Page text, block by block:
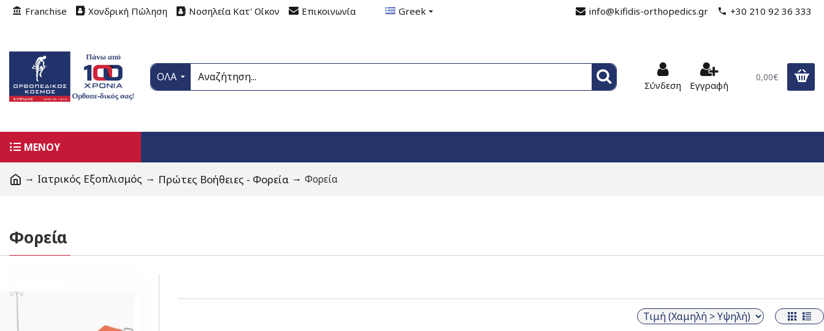
Franchise Χονδρική Πώληση Νοσηλεία Κατ' Οίκον Επικοινωνία Greek info@kifidis-orthopedics.gr +30 210 92 36 333
ΟΛΑ
Σύνδεση Εγγραφή
0,00€
ΜΕΝΟΥ
Ιατρικός Εξοπλισμός Πρώτες Βοήθειες - Φορεία Φορεία
Φορεία